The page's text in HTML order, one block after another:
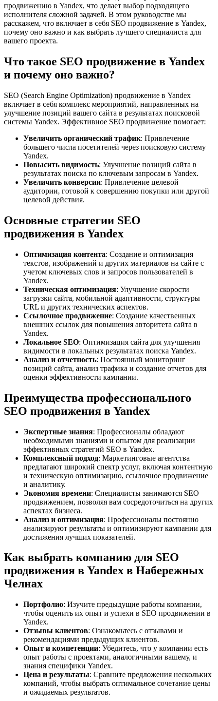
продвижению в Yandex, что делает выбор подходящего
исполнителя сложной задачей. В этом руководстве мы
расскажем, что включает в себя SEO продвижение в Yandex,
почему оно важно и как выбрать лучшего специалиста для
вашего проекта.
Что такое SEO продвижение в Yandex
и почему оно важно?
SEO (Search Engine Optimization) продвижение в Yandex
включает в себя комплекс мероприятий, направленных на
улучшение позиций вашего сайта в результатах поисковой
системы Yandex. Эффективное SEO продвижение помогает:
Увеличить органический трафик: Привлечение
большего числа посетителей через поисковую систему
Yandex.
Повысить видимость: Улучшение позиций сайта в
результатах поиска по ключевым запросам в Yandex.
Увеличить конверсии: Привлечение целевой
аудитории, готовой к совершению покупки или другой
целевой действия.
Основные стратегии SEO
продвижения в Yandex
Оптимизация контента: Создание и оптимизация
текстов, изображений и других материалов на сайте с
учетом ключевых слов и запросов пользователей в
Yandex.
Техническая оптимизация: Улучшение скорости
загрузки сайта, мобильной адаптивности, структуры
URL и других технических аспектов.
Ссылочное продвижение: Создание качественных
внешних ссылок для повышения авторитета сайта в
Yandex.
Локальное SEO: Оптимизация сайта для улучшения
видимости в локальных результатах поиска Yandex.
Анализ и отчетность: Постоянный мониторинг
позиций сайта, анализ трафика и создание отчетов для
оценки эффективности кампании.
Преимущества профессионального
SEO продвижения в Yandex
Экспертные знания: Профессионалы обладают
необходимыми знаниями и опытом для реализации
эффективных стратегий SEO в Yandex.
Комплексный подход: Маркетинговые агентства
предлагают широкий спектр услуг, включая контентную
и техническую оптимизацию, ссылочное продвижение
и аналитику.
Экономия времени: Специалисты занимаются SEO
продвижением, позволяя вам сосредоточиться на других
аспектах бизнеса.
Анализ и оптимизация: Профессионалы постоянно
анализируют результаты и оптимизируют кампании для
достижения лучших показателей.
Как выбрать компанию для SEO
продвижения в Yandex в Набережных
Челнах
Портфолио: Изучите предыдущие работы компании,
чтобы оценить их опыт и успехи в SEO продвижении в
Yandex.
Отзывы клиентов: Ознакомьтесь с отзывами и
рекомендациями предыдущих клиентов.
Опыт и компетенции: Убедитесь, что у компании есть
опыт работы с проектами, аналогичными вашему, и
знания специфики Yandex.
Цена и результаты: Сравните предложения нескольких
компаний, чтобы выбрать оптимальное сочетание цены
и ожидаемых результатов.